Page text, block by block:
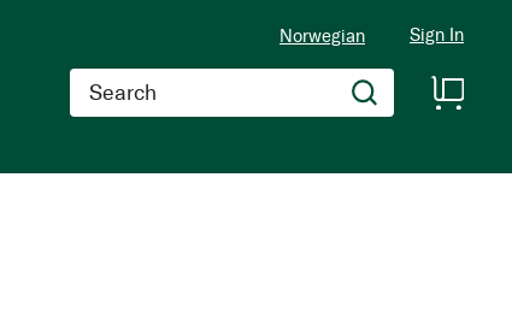
Norwegian Sign In
Search